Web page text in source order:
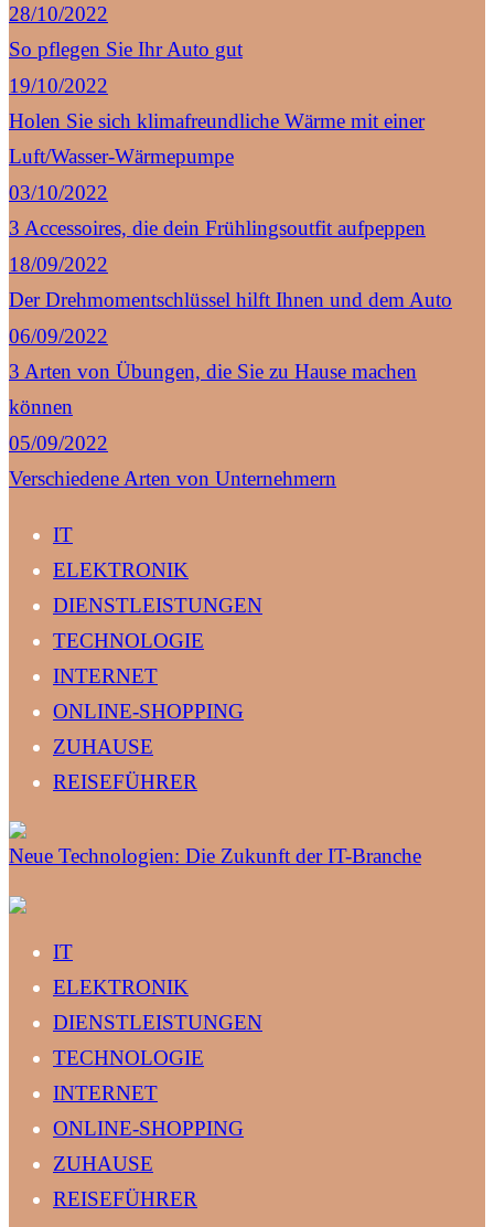
28/10/2022
So pflegen Sie Ihr Auto gut
19/10/2022
Holen Sie sich klimafreundliche Wärme mit einer
Luft/Wasser-Wärmepumpe
03/10/2022
3 Accessoires, die dein Frühlingsoutfit aufpeppen
18/09/2022
Der Drehmomentschlüssel hilft Ihnen und dem Auto
06/09/2022
3 Arten von Übungen, die Sie zu Hause machen
können
05/09/2022
Verschiedene Arten von Unternehmern
IT
ELEKTRONIK
DIENSTLEISTUNGEN
TECHNOLOGIE
INTERNET
ONLINE-SHOPPING
ZUHAUSE
REISEFÜHRER
Neue Technologien: Die Zukunft der IT-Branche
IT
ELEKTRONIK
DIENSTLEISTUNGEN
TECHNOLOGIE
INTERNET
ONLINE-SHOPPING
ZUHAUSE
REISEFÜHRER